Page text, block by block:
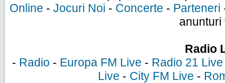
Online - Jocuri Noi - Concerte - Parteneri
anunturi
Radio
- Radio - Europa FM Live - Radio 21 Live
Live - City FM Live -